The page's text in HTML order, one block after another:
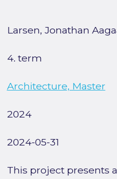
Larsen, Jonathan
4. term
Architecture, Master
2024
2024-05-31
This project presents